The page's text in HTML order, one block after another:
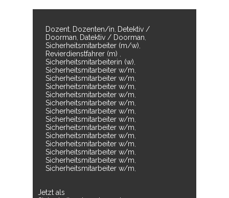
Dozent, Dozenten/in, Detektiv /
Doorman, Datektiv / Doorman,
Sicherheitsmitarbeiter (m/w),
Revierdienstfahrer (m) ,
Sicherheitsmitarbeiterin (w),
Sicherheitsmitarbeiter w/m,
Sicherheitsmitarbeiter w/m,
Sicherheitsmitarbeiter w/m,
Sicherheitsmitarbeiter w/m,
Sicherheitsmitarbeiter w/m,
Sicherheitsmitarbeiter w/m,
Sicherheitsmitarbeiter w/m,
Sicherheitsmitarbeiter w/m,
Sicherheitsmitarbeiter w/m,
Sicherheitsmitarbeiter w/m,
Sicherheitsmitarbeiter w/m,
Sicherheitsmitarbeiter w/m,
Sicherheitsmitarbeiter w/m,
Jetzt als